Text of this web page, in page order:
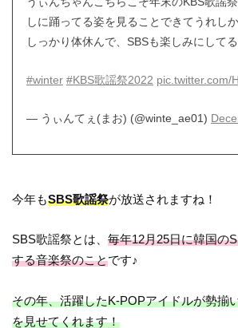
しに踊ってる姿を見ることできてうれし
しっかり体休んで、SBSも楽しみにして
#winter #KBS歌謡祭2022 pic.twitter.com/
— うぃんてぇ(まお) (@winte_ae01)
今年もSBS歌謡祭が放送されますね！
SBS歌謡祭とは、毎年12月25日に韓国の
する音楽祭のことです♪
その年、活躍したK-POPアイドルが勢揃
を見せてくれます！